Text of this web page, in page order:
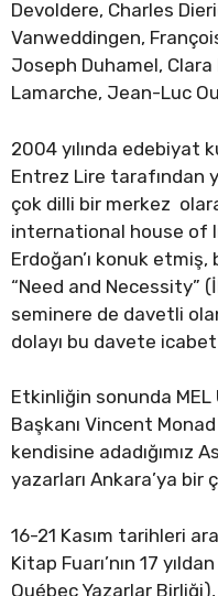
Devoldere, Charles
Vanweddingen,
Joseph Duhamel,
Lamarche, Jean-Luc
2004 yılında edebiyat
Entrez Lire tarafından
çok dilli bir merkez
international house of
Erdoğan’ı konuk
“Need and Necessity”
seminere de davetli
dolayı bu davete
Etkinliğin sonunda MEL
Başkanı Vincent
kendisine adadığımız
yazarları Ankara’ya bir
16-21 Kasım tarihleri
Kitap Fuarı’nın 17
Québec Yazarlar